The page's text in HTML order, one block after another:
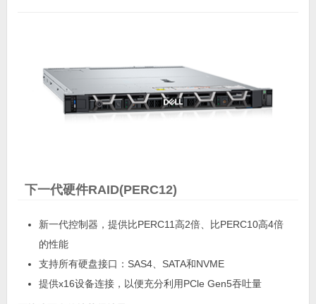
下一代硬件RAID(PERC12)
新一代控制器，提供比PERC11高2倍、比PERC10高4倍
的性能
支持所有硬盘接口：SAS4、SATA和NVME
提供x16设备连接，以便充分利用PCle Gen5吞吐量